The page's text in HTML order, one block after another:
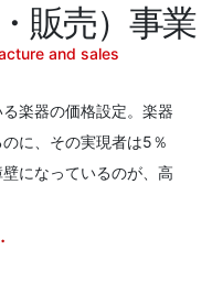
販売）事業
and sales
楽器の価格設定。楽器
に、その実現者は5％
になっているのが、高